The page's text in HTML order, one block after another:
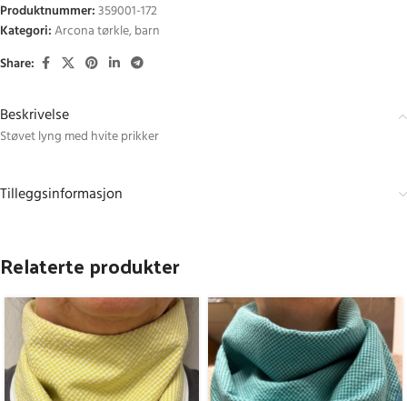
Produktnummer:359001-172
Kategori:Arcona tørkle, barn
Share:
Beskrivelse
Støvet lyng med hvite prikker
Tilleggsinformasjon
Relaterte produkter